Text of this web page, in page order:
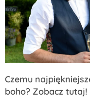
Czemu
boho? Zobacz tutaj!